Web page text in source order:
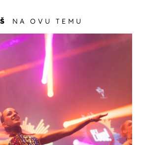
NA OVU TEMU